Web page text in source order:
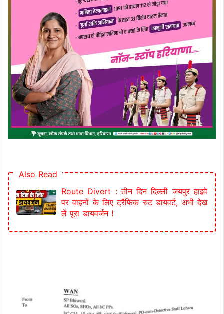
Also Read
Route Divert : तीन दिन दिल्ली जयपुर हाइवे
पर वाहनों के लिए ट्रैफिक रुट डायवर्ट, अभी देख
लें पूरा डायवर्जन !